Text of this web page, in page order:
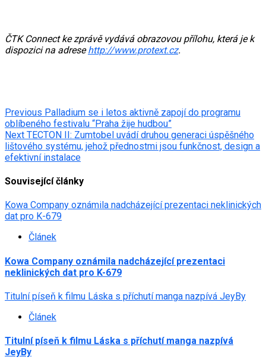
ČTK Connect ke zprávě vydává obrazovou přílohu, která je k
dispozici na adresehttp://www.protext.cz.
Post
navigation
Previous Palladium se i letos aktivně zapojí do programu
oblíbeného festivalu “Praha žije hudbou”
Next TECTON II: Zumtobel uvádí druhou generaci úspěšného
lištového systému, jehož přednostmi jsou funkčnost, design a
efektivní instalace
Související články
Kowa Company oznámila nadcházející prezentaci neklinických
dat pro K-679
Článek
Kowa Company oznámila nadcházející prezentaci
neklinických dat pro K-679
Titulní píseň k filmu Láska s příchutí manga nazpívá JeyBy
Článek
Titulní píseň k filmu Láska s příchutí manga nazpívá
JeyBy